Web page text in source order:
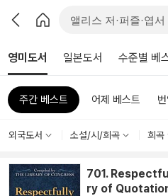
영미도서 일본도서 수준별 베
주간 베스트 어제 베스트
외국도서 소설/시/희곡 희곡
701.
ry of